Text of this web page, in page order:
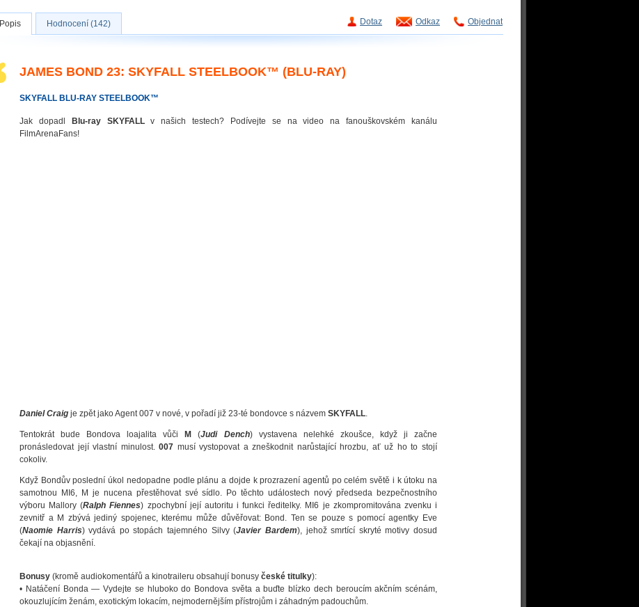
Dotaz Odkaz Objednat
Popis Hodnocení (142)
JAMES BOND 23: SKYFALL STEELBOOK™ (BLU-RAY)
SKYFALL BLU-RAY STEELBOOK™
Jak dopadl Blu-ray SKYFALLv našich testech? Podívejte se na video na fanouškovském kanálu
FilmArenaFans!
Daniel Craig je zpět jako Agent 007 v nové, v pořadí již 23-té bondovce s názvem SKYFALL.
Tentokrát bude Bondova loajalita vůči M (Judi Dench) vystavena nelehké zkoušce, když ji začne
pronásledovat její vlastní minulost.007 musí vystopovat a zneškodnit narůstající hrozbu, ať už ho to stojí
cokoliv.
Když Bondův poslední úkol nedopadne podle plánu a dojde k prozrazení agentů po celém světě i k útoku na
samotnou MI6, M je nucena přestěhovat své sídlo. Po těchto událostech nový předseda bezpečnostního
výboru Mallory (Ralph Fiennes) zpochybní její autoritu i funkci ředitelky. MI6 je zkompromitována zvenku i
zevnitř a M zbývá jediný spojenec, kterému může důvěřovat: Bond. Ten se pouze s pomocí agentky Eve
(Naomie Harris) vydává po stopách tajemného Silvy (Javier Bardem), jehož smrtící skryté motivy dosud
čekají na objasnění.
Bonusy (kromě audiokomentářů a kinotraileru obsahují bonusy české titulky):
• Natáčení Bonda — Vydejte se hluboko do Bondova světa a buďte blízko dech beroucím akčním scénám,
okouzlujícím ženám, exotickým lokacím, nejmodernějším přístrojům i záhadným padouchům.